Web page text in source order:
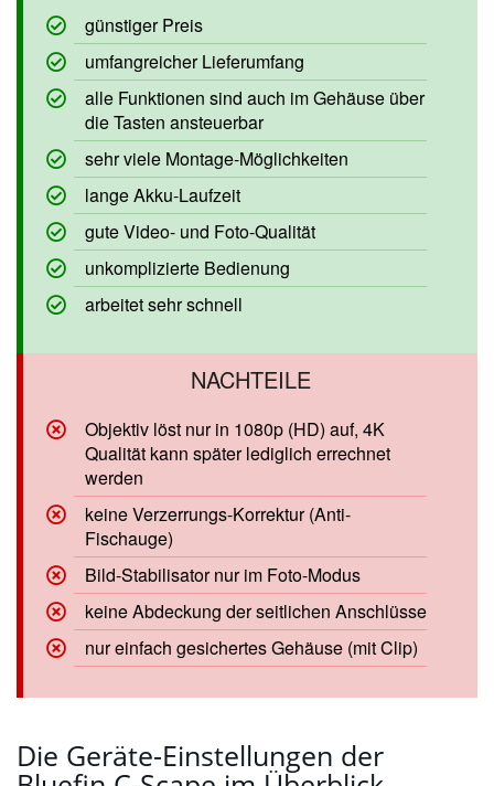
günstiger Preis
umfangreicher Lieferumfang
alle Funktionen sind auch im Gehäuse
über die Tasten ansteuerbar
sehr viele Montage-Möglichkeiten
lange Akku-Laufzeit
gute Video- und Foto-Qualität
unkomplizierte Bedienung
Objektiv löst nur in 1080p (HD) auf, 4K
Qualität kann später lediglich errechnet
werden
keine Verzerrungs-Korrektur (Anti-
Fischauge)
Bild-Stabilisator nur im Foto-Modus
keine Abdeckung der seitlichen
Anschlüsse
nur einfach gesichertes Gehäuse (mit